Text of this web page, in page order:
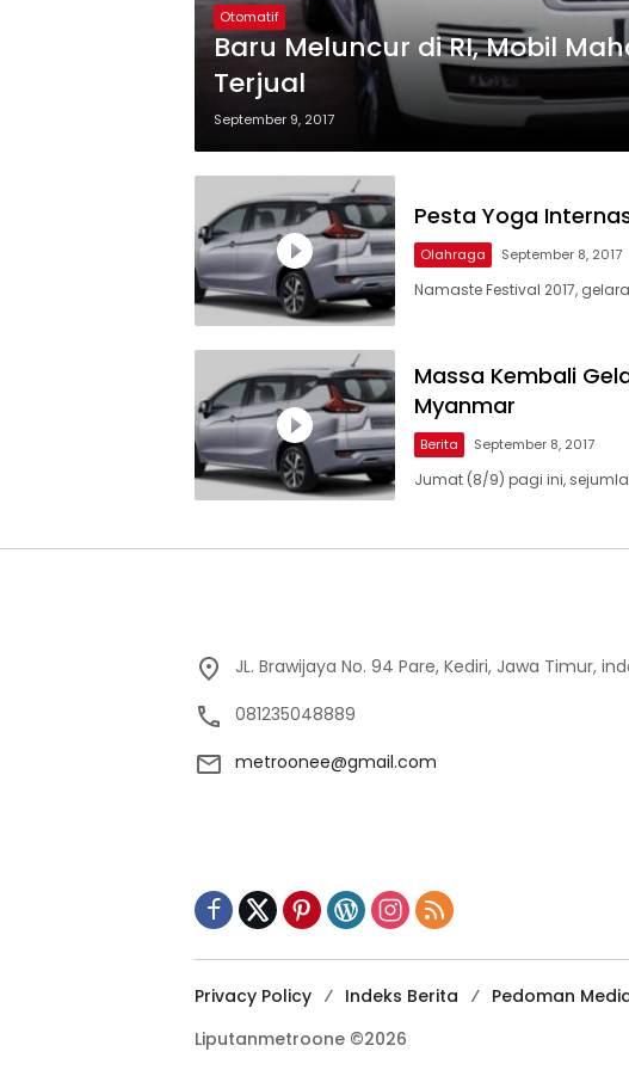
Otomatif
Baru Meluncur di RI, Mobil
Terjual
September 9, 2017
Pesta Yoga
Olahraga September 8, 2017
Namaste Festival 2017,
Massa Kembali
Myanmar
Berita September 8, 2017
Jumat (8/9) pagi ini,
JL. Brawijaya No. 94 Pare, Kediri, Jawa Timur,
081235048889
metroonee@gmail.com
Privacy Policy Indeks Berita
Pedoman
Liputanmetroone ©2026